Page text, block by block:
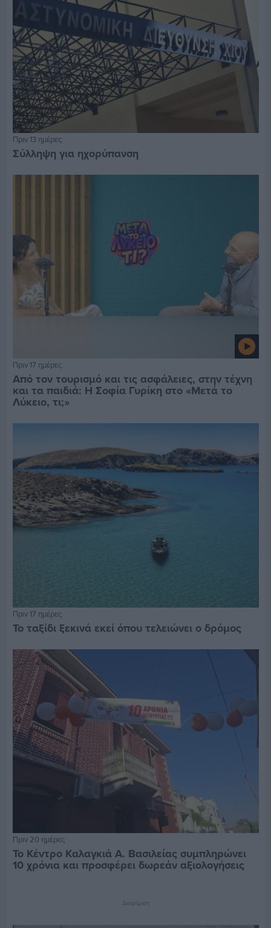
Πριν 13 ημέρες
Σύλληψη για ηχορύπανση
Πριν 17 ημέρες
Από τον τουρισμό και τις ασφάλειες, στην τέχνη
και τα παιδιά: Η Σοφία Γυρίκη στο «Μετά το
Λύκειο, τι;»
Πριν 17 ημέρες
Το ταξίδι ξεκινά εκεί όπου τελειώνει ο δρόμος
Πριν 20 ημέρες
Το Κέντρο Καλαγκιά Α. Βασιλείας συμπληρώνει
10 χρόνια και προσφέρει δωρεάν αξιολογήσεις
Διαφήμιση